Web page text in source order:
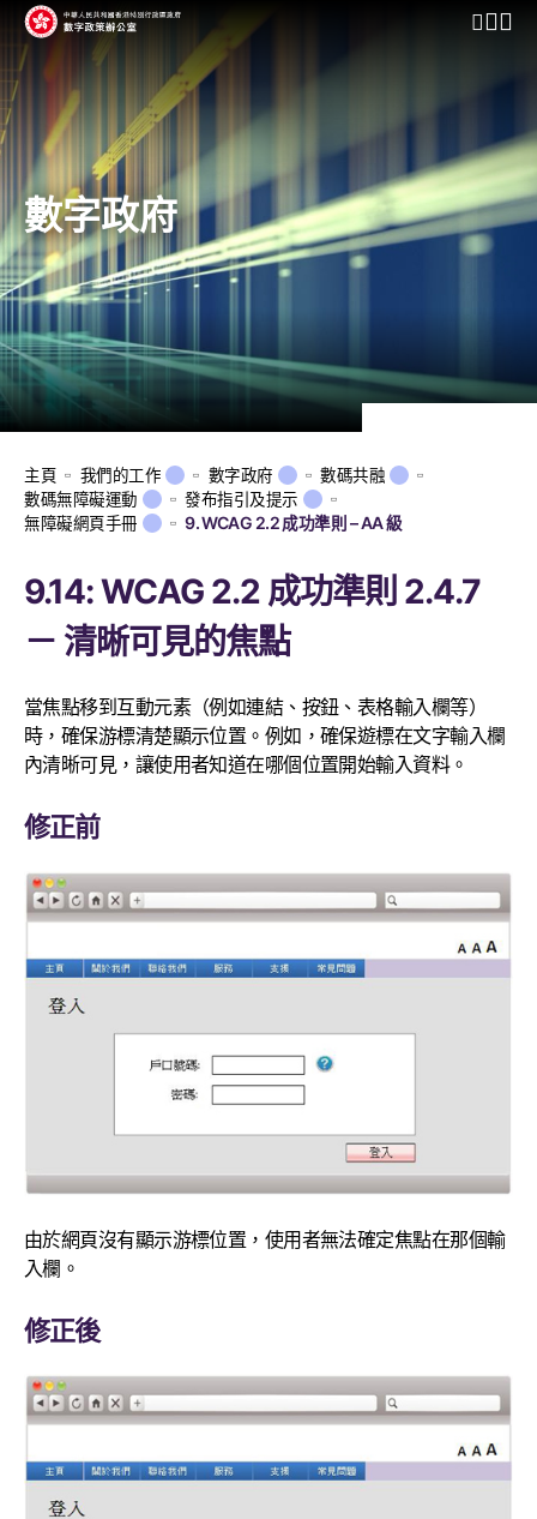
開啟行
數字政府
主頁 我們的工作 數字政府
數碼共融
數碼無障礙運動
發布指引及提示
無障礙網頁手冊
9. WCAG 2.2 成功準則 – AA 級
9.14: WCAG 2.2 成功準則 2.4.7
－ 清晰可見的焦點
當焦點移到互動元素（例如連結、按鈕、表格輸入欄等）
時，確保游標清楚顯示位置。例如，確保遊標在文字輸入欄
內清晰可見，讓使用者知道在哪個位置開始輸入資料。
修正前
由於網頁沒有顯示游標位置，使用者無法確定焦點在那個輸
入欄。
修正後